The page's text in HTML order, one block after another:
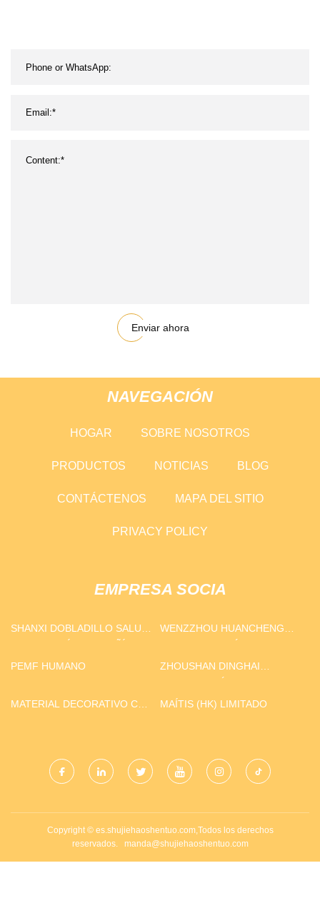
Enviar ahora
NAVEGACIÓN
HOGAR SOBRE NOSOTROS
PRODUCTOS NOTICIAS BLOG
CONTÁCTENOS MAPA DEL SITIO
PRIVACY POLICY
EMPRESA SOCIA
SHANXI DOBLADILLO SALUD
LIMITADO.
WENZZHOU HUANCHENG
COMPAÑÍA, LIMITADO
PEMF HUMANO
ZHOUSHAN DINGHAI
MAQUINARIA DE PLÁSTICO
MATERIAL DECORATIVO CO.,
MAÍTIS (HK) LIMITADO
Copyright © es.shujiehaoshentuo.com,Todos los derechos
reservados. manda@shujiehaoshentuo.com